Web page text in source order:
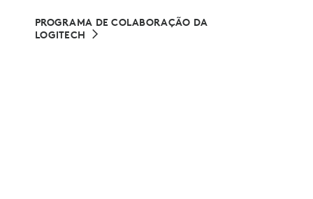
PROGRAMA DE COLABORAÇÃO DA
LOGITECH